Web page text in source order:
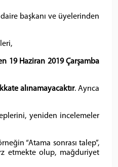
başkanı ve üyelerinden
19 Haziran 2019 Çarşamba
alınamayacaktır. Ayrıca
yeniden incelemeler
“Atama sonrası talep”,
etmekte olup, mağduriyet